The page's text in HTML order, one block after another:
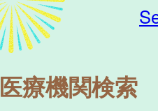
医療機関検索